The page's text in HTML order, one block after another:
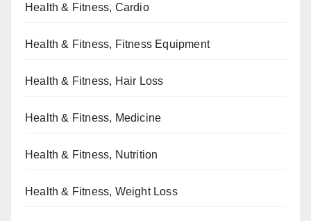
Health & Fitness, Cardio
Health & Fitness, Fitness Equipment
Health & Fitness, Hair Loss
Health & Fitness, Medicine
Health & Fitness, Nutrition
Health & Fitness, Weight Loss